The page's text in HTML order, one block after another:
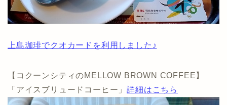
上島珈琲でクオカードを利用しました♪
【コクーンシティのMELLOW BROWN COFFEE】
「アイスブリュードコーヒー」詳細はこちら